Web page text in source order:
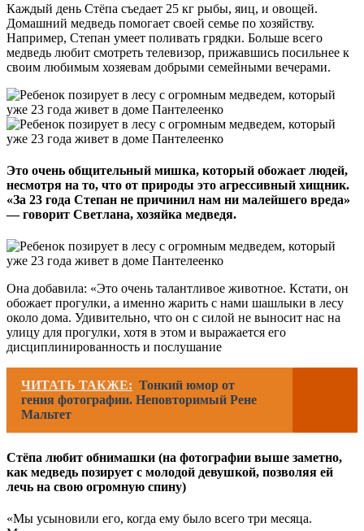
Каждый день Стёпа съедает 25 кг рыбы, яиц, и овощей.
Домашний медведь помогает своей семье по хозяйству.
Например, Степан умеет поливать грядки. Больше всего
медведь любит смотреть телевизор, прижавшись посильнее к
своим любимым хозяевам добрыми семейными вечерами.
Это очень общительный мишка, который обожает людей,
несмотря на то, что от природы это агрессивный хищник.
«За 23 года Степан не причинил нам ни малейшего вреда»
— говорит Светлана, хозяйка медведя.
Она добавила: «Это очень талантливое животное. Кстати, он
обожает прогулки, а именно жарить с нами шашлыки в лесу
около дома. Удивительно, что он с силой не выносит нас на
улицу для прогулки, хотя в этом и выражается его
дисциплинированность и послушание
ЧИТАТЬ ТАКЖЕ: Тонкий юмор от
гения фотографии. Неповторимый Рене
Мальтет
Стёпа любит обнимашки (на фотографии выше заметно,
как медведь позирует с молодой девушкой, позволяя ей
лечь на свою огромную спину)
«Мы усыновили его, когда ему было всего три месяца.